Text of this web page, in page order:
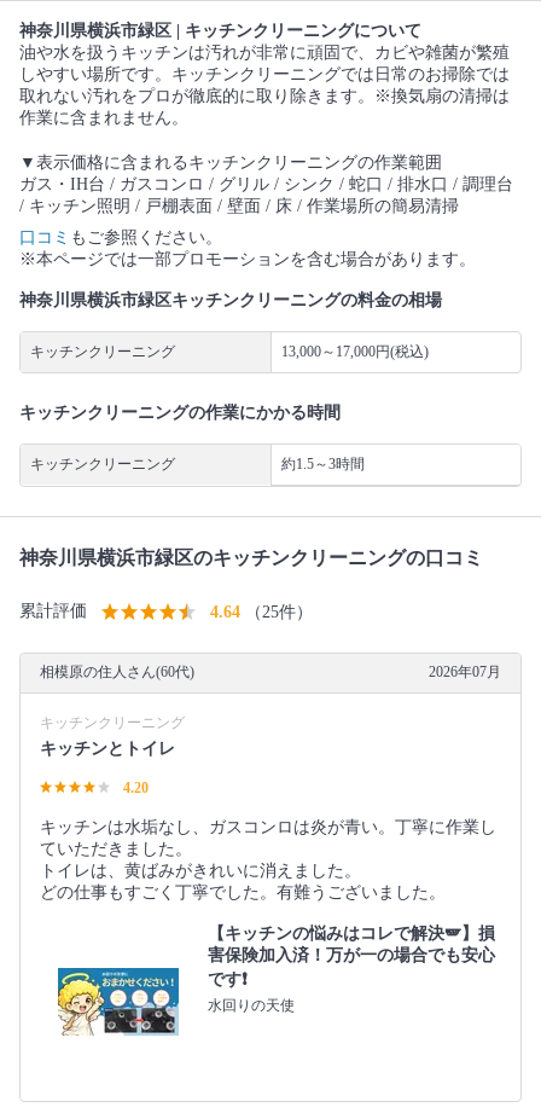
神奈川県横浜市緑区 | キッチンクリーニングについて
油や水を扱うキッチンは汚れが非常に頑固で、カビや雑菌が繁殖
しやすい場所です。キッチンクリーニングでは日常のお掃除では
取れない汚れをプロが徹底的に取り除きます。※換気扇の清掃は
作業に含まれません。
▼表示価格に含まれるキッチンクリーニングの作業範囲
ガス・IH台 / ガスコンロ / グリル / シンク / 蛇口 / 排水口 / 調理台
/ キッチン照明 / 戸棚表面 / 壁面 / 床 / 作業場所の簡易清掃
口コミ もご参照ください。
※本ページでは一部プロモーションを含む場合があります。
神奈川県横浜市緑区キッチンクリーニングの料金の相場
キッチンクリーニング 13,000～17,000円(税込)
キッチンクリーニングの作業にかかる時間
キッチンクリーニング 約1.5～3時間
神奈川県横浜市緑区のキッチンクリーニングの口コミ
累計評価 4.64 （25件）
相模原の住人さん(60代) 2026年07月
キッチンクリーニング
キッチンとトイレ
4.20
キッチンは水垢なし、ガスコンロは炎が青い。丁寧に作業し
ていただきました。
トイレは、黄ばみがきれいに消えました。
どの仕事もすごく丁寧でした。有難うございました。
【キッチンの悩みはコレで解決🪽】損
害保険加入済！万が一の場合でも安心
です❗️
水回りの天使